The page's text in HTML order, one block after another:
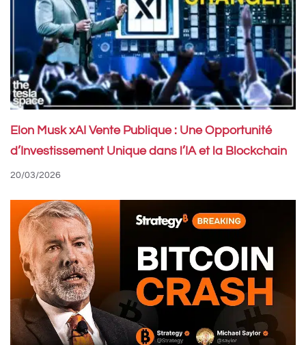
Elon Musk xAI Vente Publique : Une Opportunité
d’Investissement Unique dans l’IA et la Blockchain
20/03/2026